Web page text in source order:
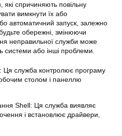
спричиняють повільну
вимкнути їх або
автоматичний запуск, залежно
обережні, змінюючи
неправильної служби може
системи або інші проблеми.
Ця служба контролює програму
столом і панеллю
Shell: Ця служба виявляє
і встановлює драйвери,